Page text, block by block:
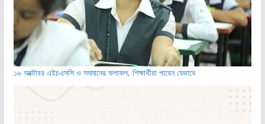
১৬ অক্টোবর এইচএসসি ও সমমানের ফলাফল, শিক্ষার্থীরা পাবেন যেভাবে